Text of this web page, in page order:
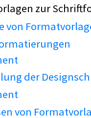
zur
von
der
von